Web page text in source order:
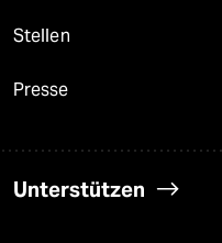
Stellen
Presse
Unterstützen